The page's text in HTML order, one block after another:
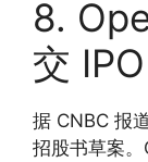
8.
交
据 CNBC 报
招股书草案。